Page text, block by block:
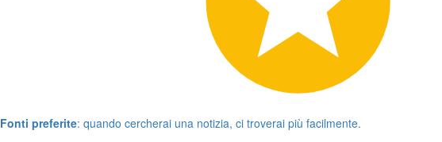
Fonti preferite: quando cercherai una notizia, ci troverai più facilmente.